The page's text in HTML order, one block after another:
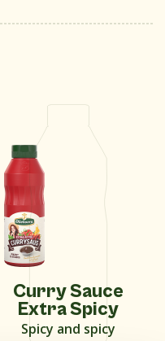
Curry Sauce
Extra Spicy
Spicy and spicy